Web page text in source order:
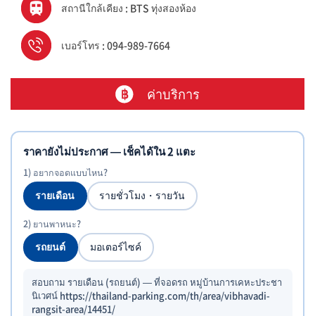
สถานีใกล้เคียง : BTS ทุ่งสองห้อง
เบอร์โทร : 094-989-7664
ค่าบริการ
ราคายังไม่ประกาศ — เช็คได้ใน 2 แตะ
1) อยากจอดแบบไหน?
รายเดือน รายชั่วโมง・รายวัน
2) ยานพาหนะ?
รถยนต์ มอเตอร์ไซค์
สอบถาม รายเดือน (รถยนต์) — ที่จอดรถ หมู่บ้านการเคหะประชา
นิเวศน์ https://thailand-parking.com/th/area/vibhavadi-
rangsit-area/14451/